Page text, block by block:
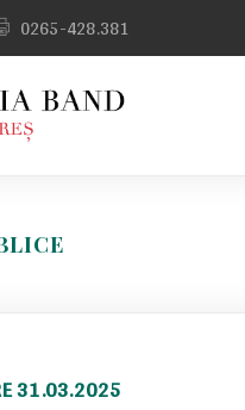
0265-428.381
31.03.2025